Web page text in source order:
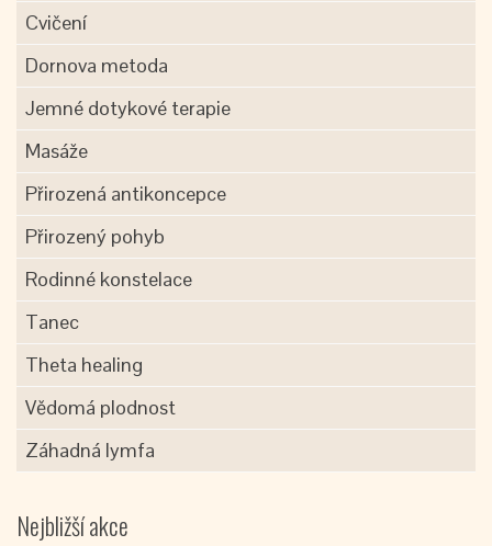
Cvičení
Dornova metoda
Jemné dotykové terapie
Masáže
Přirozená antikoncepce
Přirozený pohyb
Rodinné konstelace
Tanec
Theta healing
Vědomá plodnost
Záhadná lymfa
Nejbližší akce